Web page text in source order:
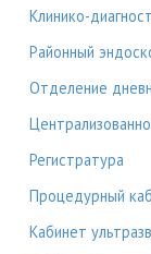
Клинико-
Районный
Отделение
Регистратура
Процедурный
Кабинет